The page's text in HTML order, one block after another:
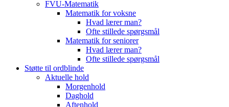
FVU-Matematik
Matematik for voksne
Hvad lærer man?
Ofte stillede spørgsmål
Matematik for seniorer
Hvad lærer man?
Ofte stillede spørgsmål
Støtte til ordblinde
Aktuelle hold
Morgenhold
Daghold
Aftenhold